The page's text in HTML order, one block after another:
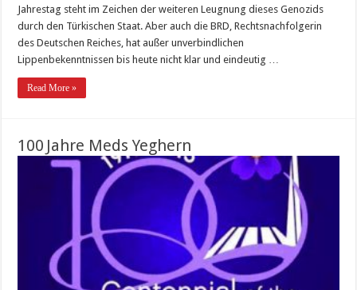
Jahrestag steht im Zeichen der weiteren Leugnung dieses Genozids
durch den Türkischen Staat. Aber auch die BRD, Rechtsnachfolgerin
des Deutschen Reiches, hat außer unverbindlichen
Lippenbekenntnissen bis heute nicht klar und eindeutig …
Read More »
100 Jahre Meds Yeghern